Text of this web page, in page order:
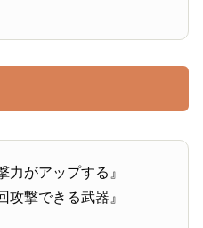
力がアップする』
攻撃できる武器』